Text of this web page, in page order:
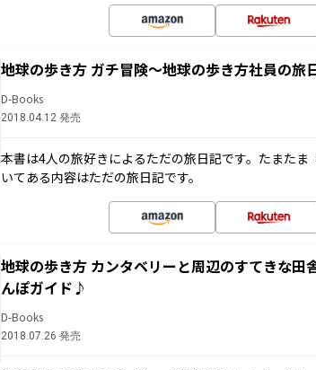
地球の歩き方 ガチ冒険～地球の歩き方社員の旅
D-Books
2018.04.12 発売
本書は4人の旅好きによるただの旅日記です。たまた
いてある内容はただの旅日記です。
地球の歩き方 カンタベリーと周辺のすてきな田
んぽガイド♪
D-Books
2018.07.26 発売